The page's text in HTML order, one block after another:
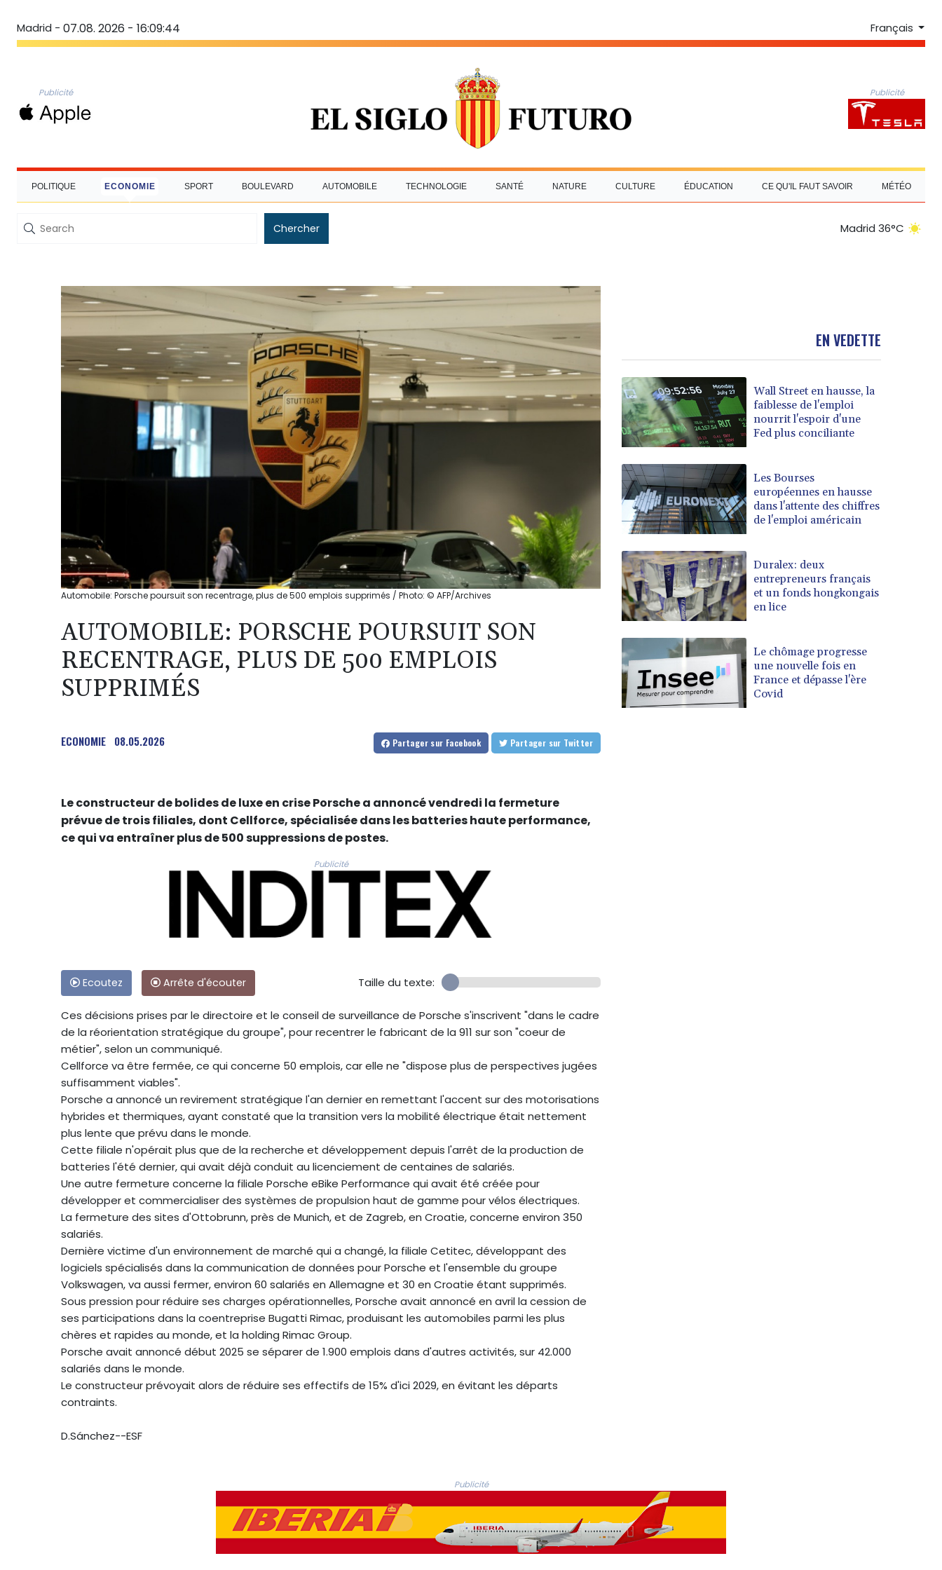
Madrid - 07.08. 2026 - 16:09:45 Français
Publicité Publicité
POLITIQUE ECONOMIE SPORT BOULEVARD AUTOMOBILE TECHNOLOGIE SANTÉ NATURE CULTURE ÉDUCATION CE QU'IL FAUT SAVOIR MÉTÉO
Chercher Madrid 36°C
Automobile: Porsche poursuit son recentrage, plus de 500 emplois supprimés / Photo: © AFP/Archives
AUTOMOBILE: PORSCHE POURSUIT SON
RECENTRAGE, PLUS DE 500 EMPLOIS
SUPPRIMÉS
ECONOMIE 08.05.2026 Partager sur Facebook Partager sur Twitter
Le constructeur de bolides de luxe en crise Porsche a annoncé vendredi la fermeture
prévue de trois filiales, dont Cellforce, spécialisée dans les batteries haute performance,
ce qui va entraîner plus de 500 suppressions de postes.
Publicité
Ecoutez Arrête d'écouter Taille du texte:
Ces décisions prises par le directoire et le conseil de surveillance de Porsche s'inscrivent "dans le cadre
de la réorientation stratégique du groupe", pour recentrer le fabricant de la 911 sur son "coeur de
métier", selon un communiqué.
Cellforce va être fermée, ce qui concerne 50 emplois, car elle ne "dispose plus de perspectives jugées
suffisamment viables".
Porsche a annoncé un revirement stratégique l'an dernier en remettant l'accent sur des motorisations
hybrides et thermiques, ayant constaté que la transition vers la mobilité électrique était nettement
plus lente que prévu dans le monde.
Cette filiale n'opérait plus que de la recherche et développement depuis l'arrêt de la production de
batteries l'été dernier, qui avait déjà conduit au licenciement de centaines de salariés.
Une autre fermeture concerne la filiale Porsche eBike Performance qui avait été créée pour
développer et commercialiser des systèmes de propulsion haut de gamme pour vélos électriques.
La fermeture des sites d'Ottobrunn, près de Munich, et de Zagreb, en Croatie, concerne environ 350
salariés.
Dernière victime d'un environnement de marché qui a changé, la filiale Cetitec, développant des
logiciels spécialisés dans la communication de données pour Porsche et l'ensemble du groupe
Volkswagen, va aussi fermer, environ 60 salariés en Allemagne et 30 en Croatie étant supprimés.
Sous pression pour réduire ses charges opérationnelles, Porsche avait annoncé en avril la cession de
ses participations dans la coentreprise Bugatti Rimac, produisant les automobiles parmi les plus
chères et rapides au monde, et la holding Rimac Group.
Porsche avait annoncé début 2025 se séparer de 1.900 emplois dans d'autres activités, sur 42.000
salariés dans le monde.
Le constructeur prévoyait alors de réduire ses effectifs de 15% d'ici 2029, en évitant les départs
contraints.
D.Sánchez--ESF
EN VEDETTE
Wall Street en hausse, la
faiblesse de l'emploi
nourrit l'espoir d'une
Fed plus conciliante
Les Bourses
européennes en hausse
dans l'attente des chiffres
de l'emploi américain
Duralex: deux
entrepreneurs français
et un fonds hongkongais
en lice
Le chômage progresse
une nouvelle fois en
France et dépasse l'ère
Covid
Publicité